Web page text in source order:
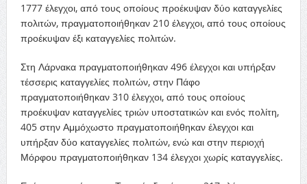
1777 έλεγχοι, από τους οποίους προέκυψαν δύο καταγγελίες
πολιτών, πραγματοποιήθηκαν 210 έλεγχοι, από τους οποίους
προέκυψαν έξι καταγγελίες πολιτών.
Στη Λάρνακα πραγματοποιήθηκαν 496 έλεγχοι και υπήρξαν
τέσσερις καταγγελίες πολιτών, στην Πάφο
πραγματοποιήθηκαν 310 έλεγχοι, από τους οποίους
προέκυψαν καταγγελίες τριών υποστατικών και ενός πολίτη,
405 στην Αμμόχωστο πραγματοποιήθηκαν έλεγχοι και
υπήρξαν δύο καταγγελίες πολιτών, ενώ και στην περιοχή
Μόρφου πραγματοποιήθηκαν 134 έλεγχοι χωρίς καταγγελίες.